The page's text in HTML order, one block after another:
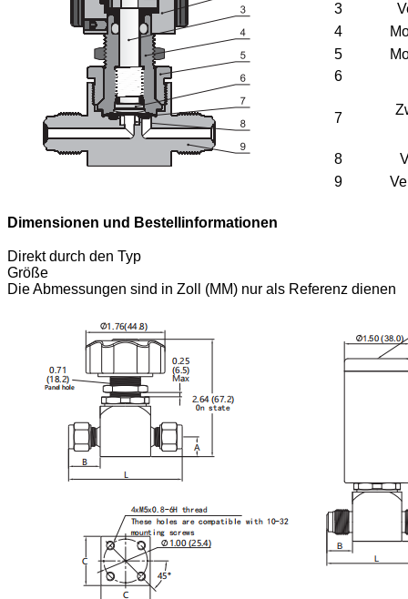
3
4
5
6
7
8
9
Dimensionen und Bestellinformationen
Direkt durch den Typ
Größe
Die Abmessungen sind in Zoll (MM) nur als Referenz dienen